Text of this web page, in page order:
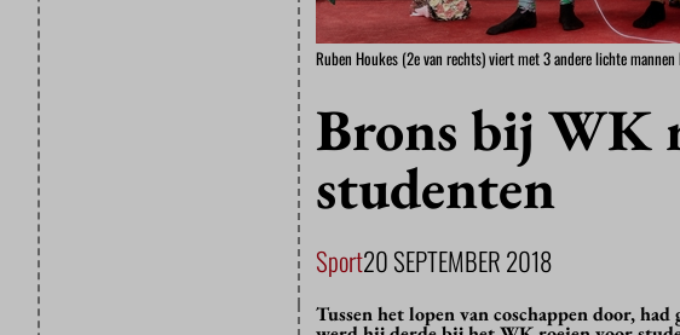
Ruben Houkes (2e van rechts) viert met 3 andere lichte mannen
Brons bij WK
studenten
Sport20 SEPTEMBER 2018
Tussen het lopen van coschappen door,